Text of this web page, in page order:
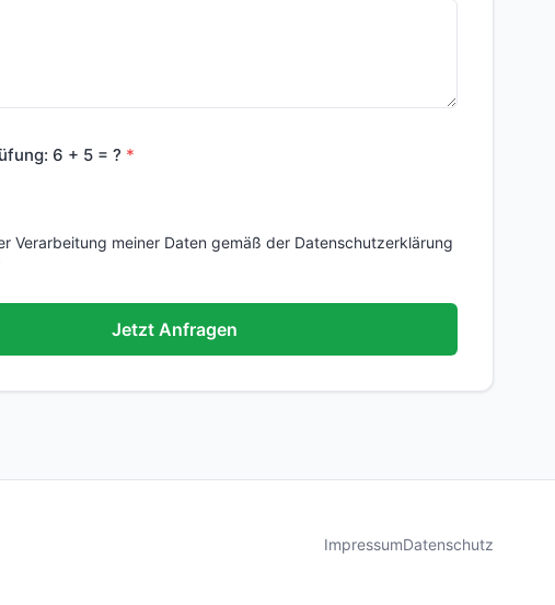
6 + 5 = ?
Verarbeitung meiner Daten gemäß der Datenschutzerklärung
Jetzt Anfragen
ImpressumDatenschutz